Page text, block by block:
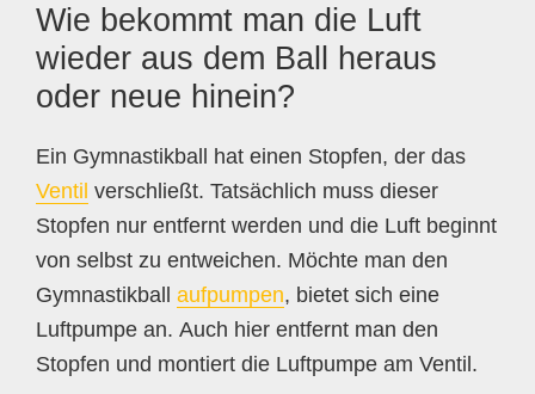
Wie bekommt man die Luft
wieder aus dem Ball heraus
oder neue hinein?
Ein Gymnastikball hat einen Stopfen, der das
Ventil verschließt. Tatsächlich muss dieser
Stopfen nur entfernt werden und die Luft beginnt
von selbst zu entweichen. Möchte man den
Gymnastikball aufpumpen, bietet sich eine
Luftpumpe an. Auch hier entfernt man den
Stopfen und montiert die Luftpumpe am Ventil.